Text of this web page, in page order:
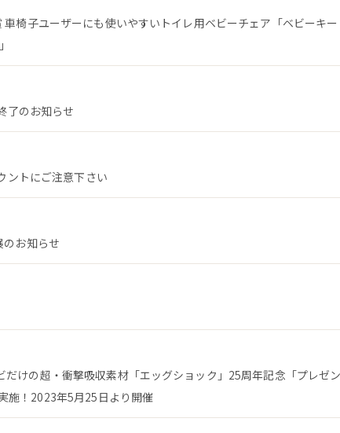
椅子ユーザーにも使いやすいトイレ用ベビーチェア「ベビーキー
了のお知らせ
ントにご注意下さい
お知らせ
だけの超・衝撃吸収素材「エッグショック」25周年記念「プレゼン
施！2023年5月25日より開催